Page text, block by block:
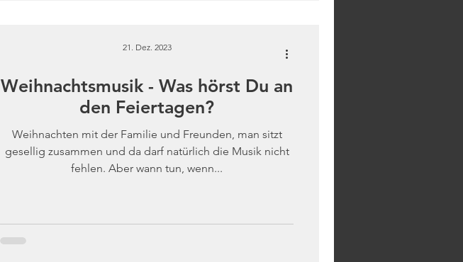
Weihnachtsmusik - Was hörst Du an
den Feiertagen?
Weihnachten mit der Familie und Freunden, man sitzt
gesellig zusammen und da darf natürlich die Musik nicht
fehlen. Aber wann tun, wenn...
21. Dez. 2023